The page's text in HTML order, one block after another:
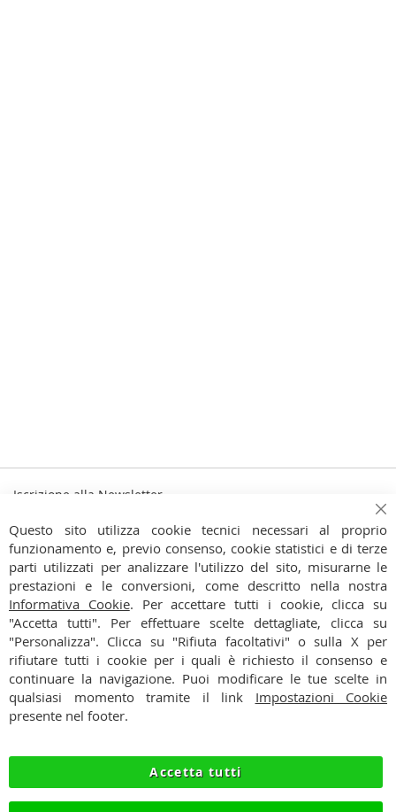
Iscrizione alla Newsletter
alla
nostra
Newsletter:
Iscriviti
Ho preso visione dell'Informativa Privacy
CONTATTI
CONDIZIONI
PAGAMENTI
PRIVACY
RECESSO
Questo sito utilizza cookie tecnici necessari al proprio
funzionamento e, previo consenso, cookie statistici e di terze
parti utilizzati per analizzare l'utilizzo del sito, misurarne le
prestazioni e le conversioni, come descritto nella nostra
Informativa Cookie. Per accettare tutti i cookie, clicca su
"Accetta tutti". Per effettuare scelte dettagliate, clicca su
"Personalizza". Clicca su "Rifiuta facoltativi" o sulla X per
rifiutare tutti i cookie per i quali è richiesto il consenso e
continuare la navigazione. Puoi modificare le tue scelte in
qualsiasi momento tramite il link Impostazioni Cookie
presente nel footer.
Accetta tutti